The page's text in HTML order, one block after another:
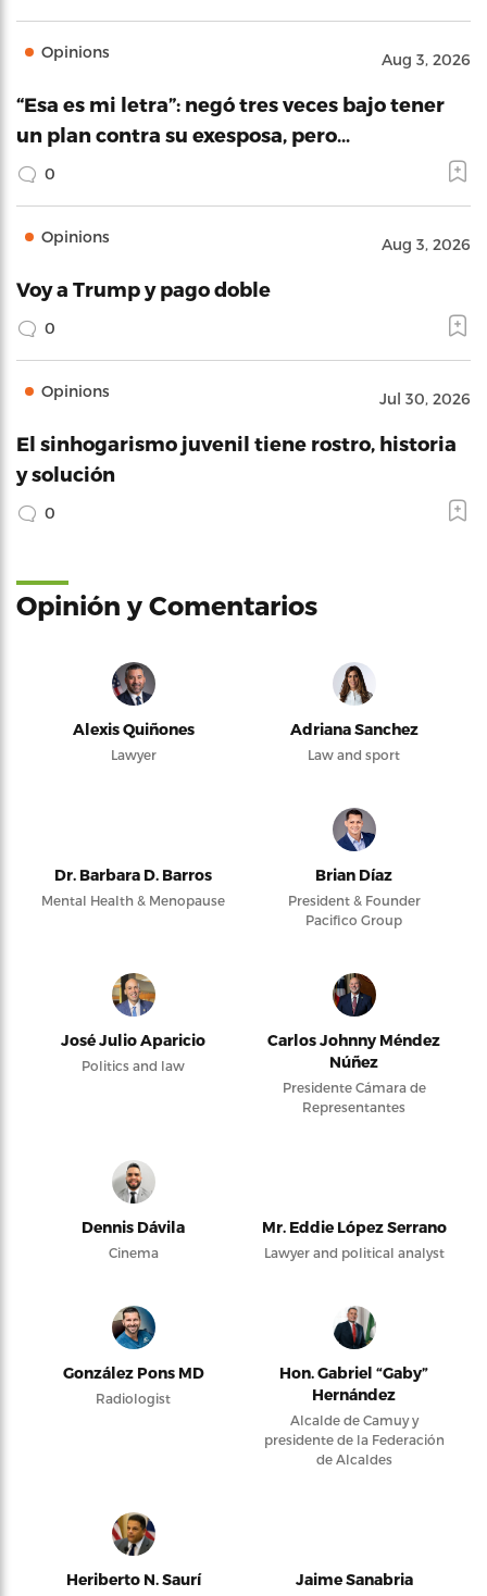
Opinions Aug 3, 2026
“Esa es mi letra”: negó tres veces bajo tener
un plan contra su exesposa, pero…
0
Opinions Aug 3, 2026
Voy a Trump y pago doble
0
Opinions Jul 30, 2026
El sinhogarismo juvenil tiene rostro, historia
y solución
0
Opinión y Comentarios
Alexis Quiñones
Lawyer
Adriana Sanchez
Law and sport
Dr. Barbara D. Barros
Mental Health & Menopause
Brian Díaz
President & Founder
Pacifico Group
José Julio Aparicio
Politics and law
Carlos Johnny Méndez
Núñez
Presidente Cámara de
Representantes
Dennis Dávila
Cinema
Mr. Eddie López Serrano
Lawyer and political analyst
González Pons MD
Radiologist
Hon. Gabriel “Gaby”
Hernández
Alcalde de Camuy y
presidente de la Federación
de Alcaldes
Heriberto N. Saurí Jaime Sanabria